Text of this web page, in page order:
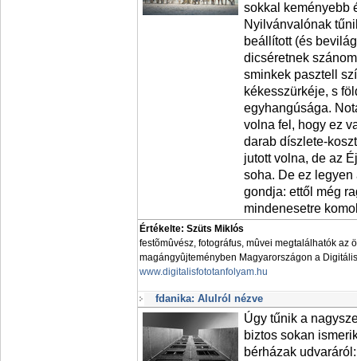
sokkal keményebb
Nyilvánvalónak
beállított (és
dicséretnek
sminkek pasztell
kékesszürkéje, s
egyhangúsága.
volna fel, hogy ez
darab díszlete-
jutott volna, de az
soha. De ez
gondja: ettől még
mindenesetre
Értékelte: Szüts Miklós
festõmûvész, fotográfus, mûvei megtalálhatók az
magángyûjteményben Magyarországon a
www.digitalisfototanfolyam.hu
fdanika: Alulról nézve
Úgy tűnik a
biztos sokan
bérházak